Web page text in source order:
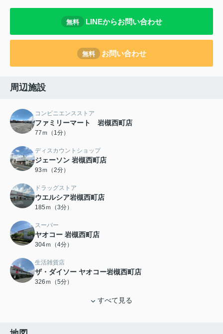
無料 LINEからお問い合わせ
無料 お問い合わせ
周辺施設
コンビニエンスストア
ファミリーマート 岩槻西町店
77ｍ（1分）
ディスカウントショップ
ジェーソン 岩槻西町店
93ｍ（2分）
ドラッグストア
ウエルシア岩槻西町店
185ｍ（3分）
スーパー
ヤオコー 岩槻西町店
304ｍ（4分）
生活雑貨店
ザ・ダイソー ヤオコー岩槻西町店
326ｍ（5分）
すべて見る